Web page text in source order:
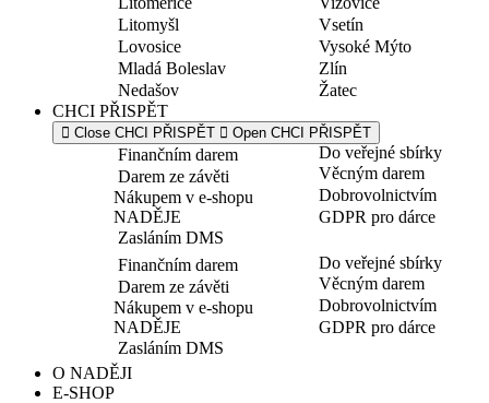
Litomyšl
Lovosice
Mladá Boleslav
Nedašov
Vsetín
Vysoké Mýto
Zlín
Žatec
CHCI PŘISPĚT
Close CHCI PŘISPĚT Open CHCI PŘISPĚT
Finančním darem
Darem ze závěti
Nákupem v e-shopu
NADĚJE
Zasláním DMS
Do veřejné sbírky
Věcným darem
Dobrovolnictvím
GDPR pro dárce
Finančním darem
Darem ze závěti
Nákupem v e-shopu
NADĚJE
Zasláním DMS
Do veřejné sbírky
Věcným darem
Dobrovolnictvím
GDPR pro dárce
O NADĚJI
E-SHOP